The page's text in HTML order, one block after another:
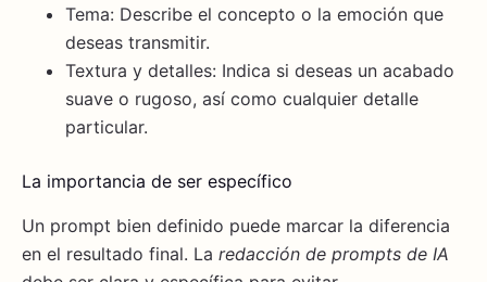
Tema: Describe el concepto o la emoción que
deseas transmitir.
Textura y detalles: Indica si deseas un acabado
suave o rugoso, así como cualquier detalle
particular.
La importancia de ser específico
Un prompt bien definido puede marcar la diferencia
en el resultado final. La redacción de prompts de IA